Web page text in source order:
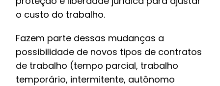
o custo do trabalho.
Fazem parte dessas mudanças a
possibilidade de novos tipos de contratos
de trabalho (tempo parcial, trabalho
temporário, intermitente, autônomo